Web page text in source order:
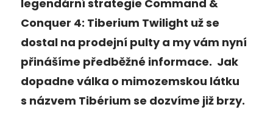
legendární strategie Command &
Conquer 4: Tiberium Twilight už se
dostal na prodejní pulty a my vám nyní
přinášíme předběžné informace. Jak
dopadne válka o mimozemskou látku
s názvem Tibérium se dozvíme již brzy.